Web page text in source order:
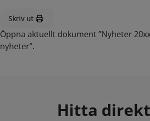
Skriv ut
Öppna aktuellt dokument ”Nyheter
nyheter”.
Hitta direkt